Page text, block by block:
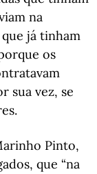
na
já tinham
os
sua vez, se
Pinto,
que “na